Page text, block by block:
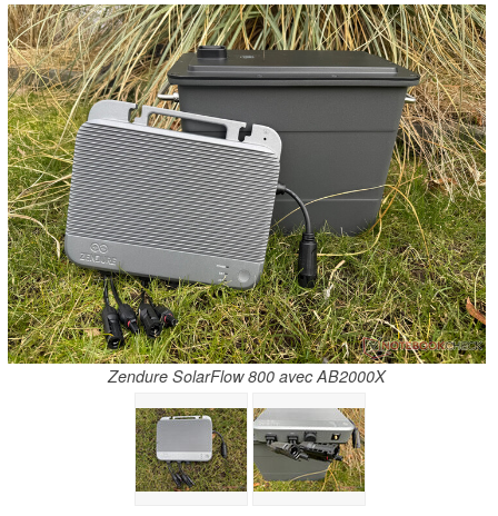
Zendure SolarFlow 800 avec AB2000X